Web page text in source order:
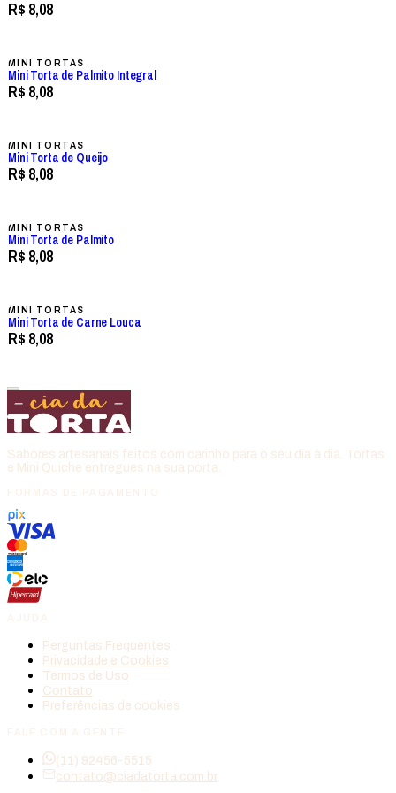
R$ 8,08
MINI TORTAS
Mini Torta de Palmito Integral
R$ 8,08
MINI TORTAS
Mini Torta de Queijo
R$ 8,08
MINI TORTAS
Mini Torta de Palmito
R$ 8,08
MINI TORTAS
Mini Torta de Carne Louca
R$ 8,08
Sabores artesanais feitos com carinho para o seu dia a dia. Tortas
e Mini Quiche entregues na sua porta.
Perguntas Frequentes
Privacidade e Cookies
Termos de Uso
Contato
Preferências de cookies
(11) 92456-5515
contato@ciadatorta.com.br